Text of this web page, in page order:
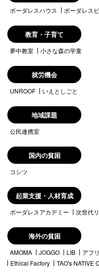
ボーダレスハウス ボーダレス
教育・子育て
夢中教室 小さな森の学童
就労機会
UNROOF いえとしごと
地域課題
公民連携室
国内の貧困
コシツ
起業支援・人材育成
ボーダレスアカデミー 次世代
海外の貧困
AMOMA JOGGO LIB アフ
Ethical Factory
TAO's NATIVE